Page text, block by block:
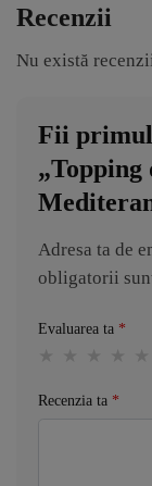
Recenzii
Nu există
Fii primul
„Topping
Adresa ta de
obligatorii
Evaluarea ta *
Recenzia ta *